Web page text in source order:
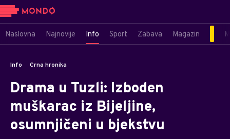
Naslovna Najnovije Info Sport Zabava Magazin
Info Crna hronika
Drama u Tuzli: Izboden
muškarac iz Bijeljine,
osumnjičeni u bjekstvu